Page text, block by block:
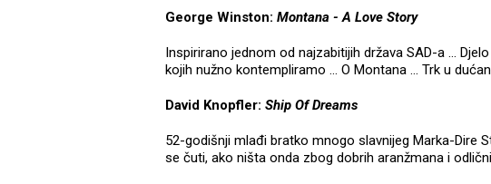
George Winston: Montana - A Love Story
Inspirirano jednom od najzabitijih država SAD-a …
kojih nužno kontempliramo … O Montana … Trk u
David Knopfler: Ship Of Dreams
52-godišnji mlađi bratko mnogo slavnijeg Marka-Dire
se čuti, ako ništa onda zbog dobrih aranžmana i